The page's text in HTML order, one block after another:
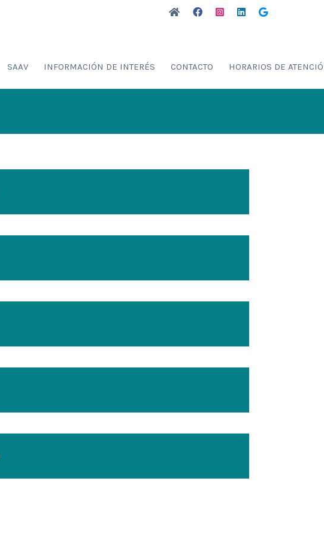
SAAV INFORMACIÓN DE INTERÉS CONTACTO HORARIOS DE